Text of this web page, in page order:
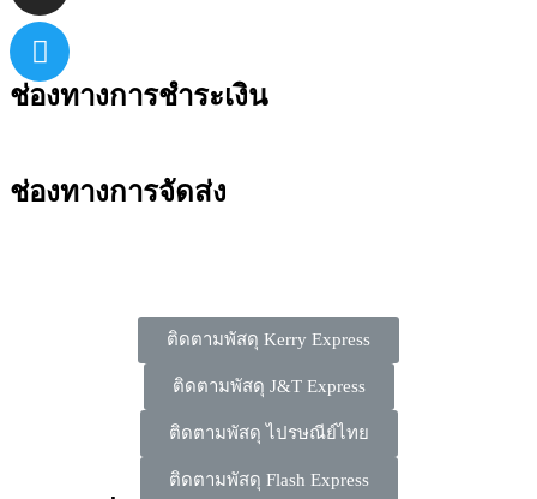
ช่องทางการชำระเงิน
ช่องทางการจัดส่ง
ติดตามพัสดุ Kerry Express
ติดตามพัสดุ J&T Express
ติดตามพัสดุ ไปรษณีย์ไทย
ติดตามพัสดุ Flash Express